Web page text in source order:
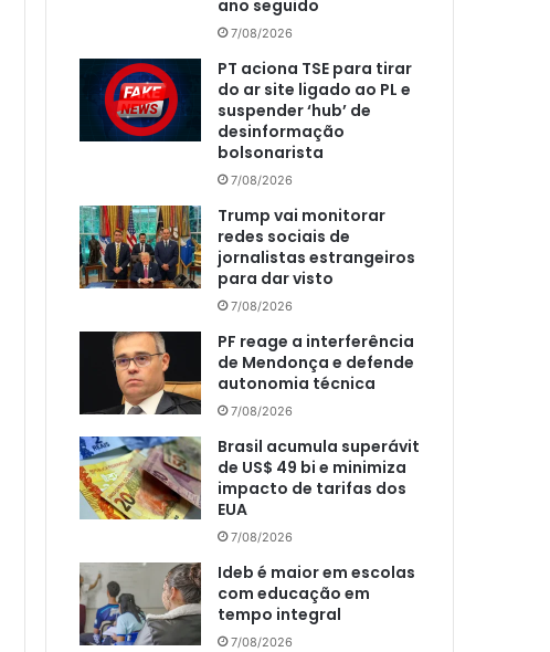
ano seguido
7/08/2026
PT aciona TSE para tirar
do ar site ligado ao PL e
suspender ‘hub’ de
desinformação
bolsonarista
7/08/2026
Trump vai monitorar
redes sociais de
jornalistas estrangeiros
para dar visto
7/08/2026
PF reage a interferência
de Mendonça e defende
autonomia técnica
7/08/2026
Brasil acumula superávit
de US$ 49 bi e minimiza
impacto de tarifas dos
EUA
7/08/2026
Ideb é maior em escolas
com educação em
tempo integral
7/08/2026